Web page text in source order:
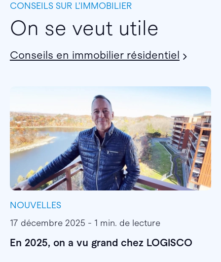
CONSEILS SUR L’IMMOBILIER
On se veut utile
Conseils en immobilier résidentiel
NOUVELLES
17 décembre 2025 - 1 min. de lecture
En 2025, on a vu grand chez LOGISCO